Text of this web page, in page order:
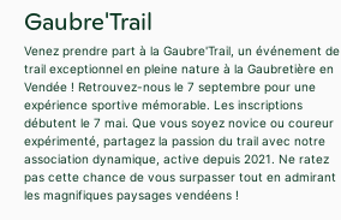
Gaubre'Trail
Venez prendre part à la Gaubre'Trail, un événement de
trail exceptionnel en pleine nature à la Gaubretière en
Vendée ! Retrouvez-nous le 7 septembre pour une
expérience sportive mémorable. Les inscriptions
débutent le 7 mai. Que vous soyez novice ou coureur
expérimenté, partagez la passion du trail avec notre
association dynamique, active depuis 2021. Ne ratez
pas cette chance de vous surpasser tout en admirant
les magnifiques paysages vendéens !